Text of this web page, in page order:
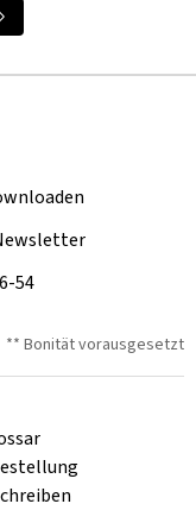
54
** Bonität vorausgesetzt